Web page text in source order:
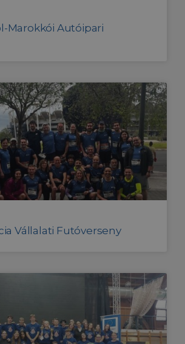
Marokkói Autóipari
Vállalati Futóverseny